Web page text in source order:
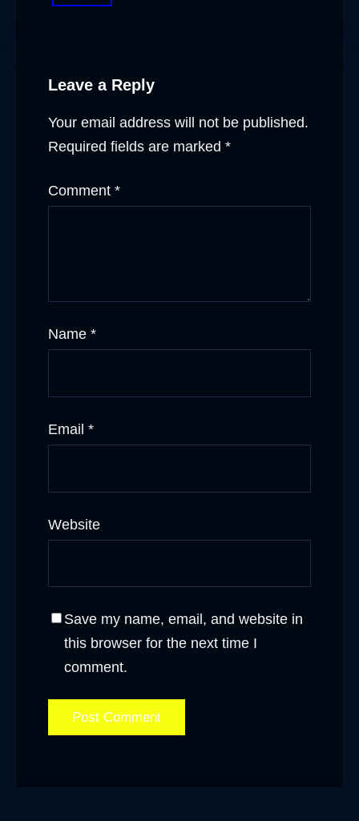
Leave a Reply
Your email address will not be published.
Required fields are marked *
Comment *
Name *
Email *
Website
Save my name, email, and website in
this browser for the next time I
comment.